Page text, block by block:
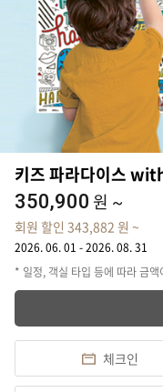
키즈 파라다이스
350,900 원 ~
회원 할인 343,882 원 ~
2026. 06. 01 - 2026. 08. 31
* 일정, 객실 타입 등에 따라 금
체크인
/
체크아웃
체크인